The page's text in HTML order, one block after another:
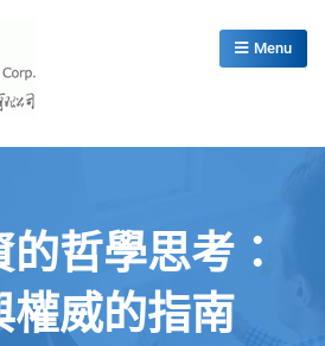
New Materials Corp.
Menu
哲學思考：
權威的指南